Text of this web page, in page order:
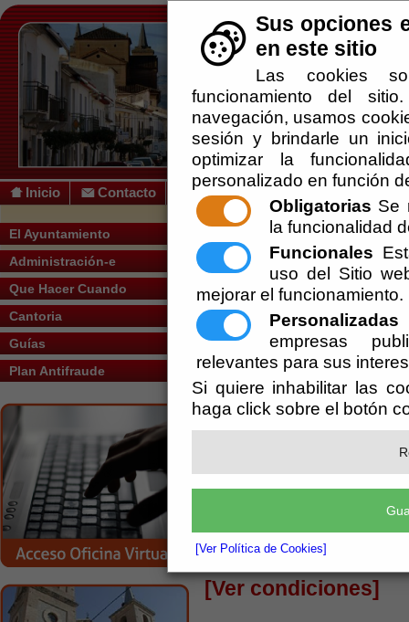
Sus opciones
en este sitio
Las cookies
funcionamiento del
navegación, usamos
sesión y brindarle un
optimizar la
personalizado en función
Obligatorias Se
la funcionalidad
Funcionales
uso del Sitio
mejorar el funcionamiento.
Personalizadas
empresas
relevantes para sus
Si quiere inhabilitar las
haga click sobre el botón
[Ver Política de Cookies]
Inicio Contacto
El Ayuntamiento
Administración-e
Que Hacer Cuando
Cantoria
Guías
Plan Antifraude
Usted se encuentra
Nombre:
Correo-e:
Acepto condiciones y
[Ver condiciones]